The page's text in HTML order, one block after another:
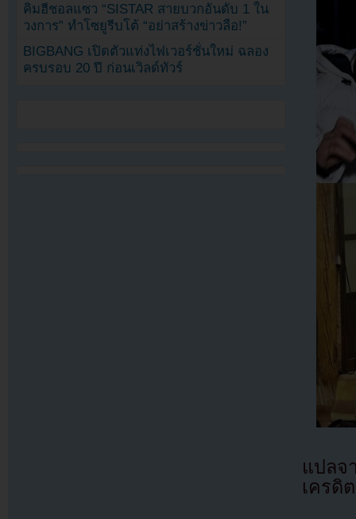
แปล
เครดิ
คิมฮีชอลแซว “SISTAR สายบวกอันดับ 1 ใน
วงการ” ทำโซยูรีบโต้ “อย่าสร้างข่าวลือ!”
BIGBANG เปิดตัวแท่งไฟเวอร์ชั่นใหม่ ฉลอง
ครบรอบ 20 ปี ก่อนเวิลด์ทัวร์